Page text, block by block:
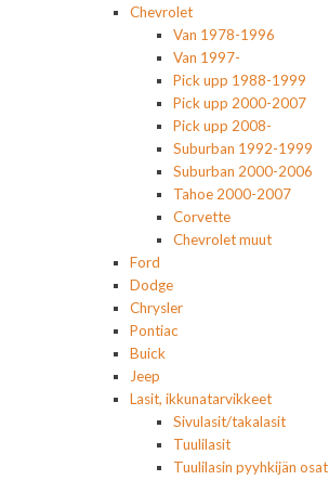
Chevrolet
Van 1978-1996
Van 1997-
Pick upp 1988-1999
Pick upp 2000-2007
Pick upp 2008-
Suburban 1992-1999
Suburban 2000-2006
Tahoe 2000-2007
Corvette
Chevrolet muut
Ford
Dodge
Chrysler
Pontiac
Buick
Jeep
Lasit, ikkunatarvikkeet
Sivulasit/takalasit
Tuulilasit
Tuulilasin pyyhkijän osat